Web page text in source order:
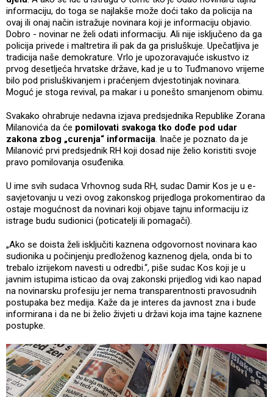
informaciju, do toga se najlakše može doći tako da policija na
ovaj ili onaj način istražuje novinara koji je informaciju objavio.
Dobro - novinar ne želi odati informaciju. Ali nije isključeno da ga
policija privede i maltretira ili pak da ga prisluškuje. Upečatljiva je
tradicija naše demokrature. Vrlo je upozoravajuće iskustvo iz
prvog desetljeća hrvatske države, kad je u to Tuđmanovo vrijeme
bilo pod prisluškivanjem i praćenjem dvjestotinjak novinara.
Moguć je stoga revival, pa makar i u ponešto smanjenom obimu.
Svakako ohrabruje nedavna izjava predsjednika Republike Zorana
Milanovića da će pomilovati svakoga tko dođe pod udar
zakona zbog „curenja“ informacija. Inače je poznato da je
Milanović prvi predsjednik RH koji dosad nije želio koristiti svoje
pravo pomilovanja osuđenika.
U ime svih sudaca Vrhovnog suda RH, sudac Damir Kos je u e-
savjetovanju u vezi ovog zakonskog prijedloga prokomentirao da
ostaje mogućnost da novinari koji objave tajnu informaciju iz
istrage budu sudionici (poticatelji ili pomagači).
„Ako se doista želi isključiti kaznena odgovornost novinara kao
sudionika u počinjenju predloženog kaznenog djela, onda bi to
trebalo izrijekom navesti u odredbi.“, piše sudac Kos koji je u
javnim istupima isticao da ovaj zakonski prijedlog vidi kao napad
na novinarsku profesiju jer nema transparentnosti pravosudnih
postupaka bez medija. Kaže da je interes da javnost zna i bude
informirana i da ne bi želio živjeti u državi koja ima tajne kaznene
postupke.